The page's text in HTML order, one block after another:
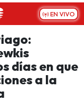
EN VIVO
días en que
a la